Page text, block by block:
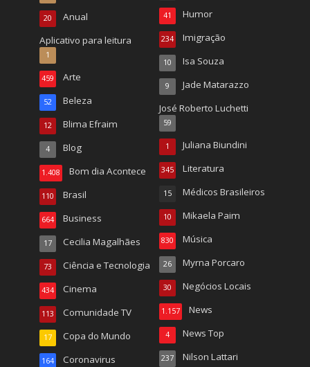
Anual
20
Aplicativo para leitura
1
Arte
459
Beleza
52
Blima Efraim
12
Blog
4
Bom dia Acontece
1.408
Brasil
110
Business
664
Cecilia Magalhães
17
Ciência e Tecnologia
73
Cinema
434
Comunidade TV
113
Copa do Mundo
17
Coronavirus
164
Humor
41
Imigração
234
Isa Souza
10
Jade Matarazzo
9
José Roberto Luchetti
59
Juliana Biundini
1
Literatura
345
Médicos Brasileiros
15
Mikaela Paim
10
Música
830
Myrna Porcaro
26
Negócios Locais
30
News
1.157
News Top
4
Nilson Lattari
237